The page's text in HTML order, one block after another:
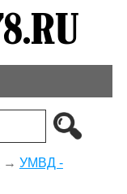
→ УМВД -